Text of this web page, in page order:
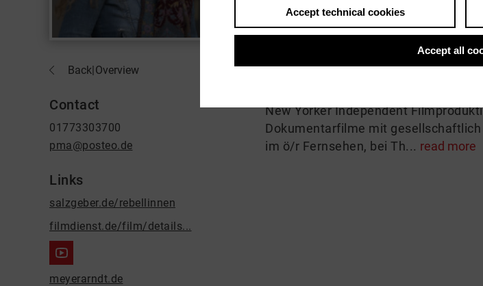
Back|Overview
Contact
01773303700
pma@posteo.de
Links
salzgeber.de/rebellinnen
filmdienst.de/film/details...
meyerarndt.de
Pamela Meyer-Arndt studierte Film
graduate filmschool in New York.
New Yorker Independent
Dokumentarfilme mit
im ö/r Fernsehen, bei Th... read more
Accept technical cookies
Accept all